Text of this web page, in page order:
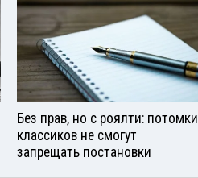
Без прав, но с роялти: потомки
классиков не смогут
запрещать постановки